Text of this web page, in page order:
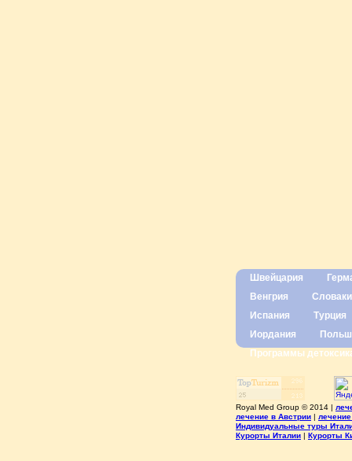
Швейцария
Венгрия
Испания
Турция
Иордания
Программы
Royal Med Group © 2014 |
лечение в Австрии |
Индивидуальные туры
Курорты Италии | Курорты